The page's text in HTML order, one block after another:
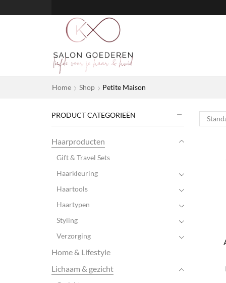
Home Shop Petite Maison
PRODUCT CATEGORIEËN
Haarproducten
Gift & Travel Sets
Haarkleuring
Haartools
Haartypen
Styling
Verzorging
Home & Lifestyle
Lichaam & gezicht